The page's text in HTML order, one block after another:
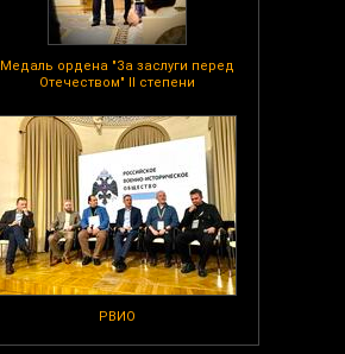
Медаль ордена "За заслуги перед
Отечеством" II степени
РВИО